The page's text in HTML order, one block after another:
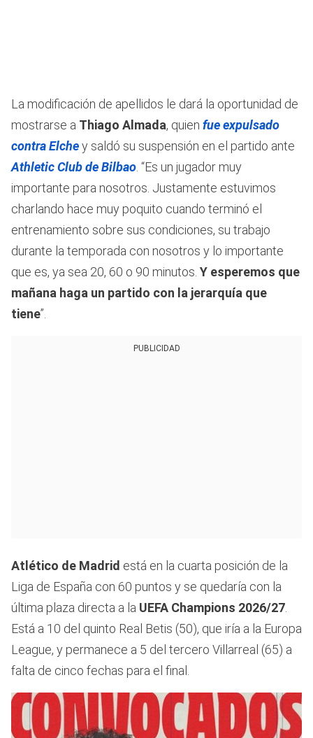
La modificación de apellidos le dará la oportunidad de
mostrarse a Thiago Almada, quien fue expulsado
contra Elchey saldó su suspensión en el partido ante
Athletic Club de Bilbao . “Es un jugador muy
importante para nosotros. Justamente estuvimos
charlando hace muy poquito cuando terminó el
entrenamiento sobre sus condiciones, su trabajo
durante la temporada con nosotros y lo importante
que es, ya sea 20, 60 o 90 minutos. Y esperemos que
mañana haga un partido con la jerarquía que
tiene”.
PUBLICIDAD
Atlético de Madrid está en la cuarta posición de la
Liga de España con 60 puntos y se quedaría con la
última plaza directa a la UEFA Champions 2026/27
Está a 10 del quinto Real Betis (50), que iría a la Europa
League, y permanece a 5 del tercero Villarreal (65) a
falta de cinco fechas para el final.